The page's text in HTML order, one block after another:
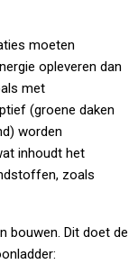
moeten
opleveren dan
met
(groene daken
worden
inhoudt het
zoals
bouwen. Dit doet de